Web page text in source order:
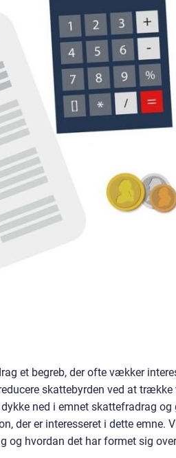
et begreb, der ofte vækker
skattebyrden ved at
ned i emnet skattefradrag
der er interesseret i dette emne.
og hvordan det har formet sig